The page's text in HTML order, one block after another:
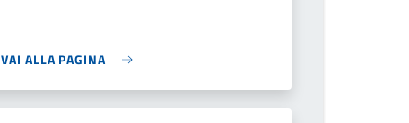
VAI ALLA PAGINA